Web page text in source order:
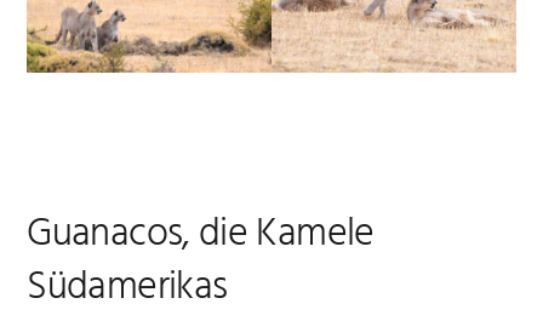
Guanacos, die Kamele
Südamerikas